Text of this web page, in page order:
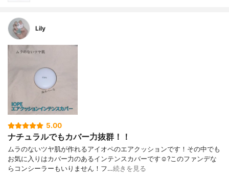
Lily
5.00
ナチュラルでもカバー力抜群！！
ムラのないツヤ肌が作れるアイオペのエアクッションです！その中でも
お気に入りはカバー力のあるインテンスカバーです☺️?このファンデな
らコンシーラーもいりません！フ…続きを見る